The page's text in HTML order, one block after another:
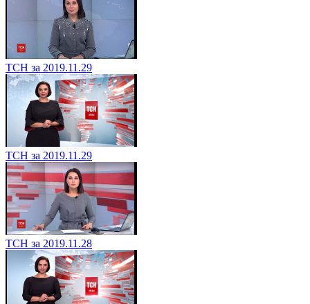
ТСН за 2019.11.29
ТСН за 2019.11.29
ТСН за 2019.11.28